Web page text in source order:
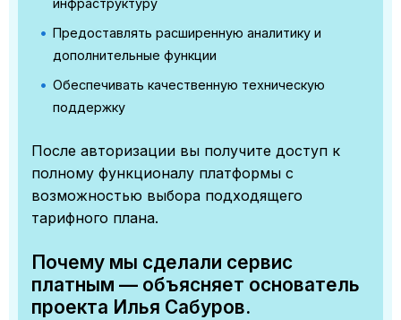
инфраструктуру
Предоставлять расширенную аналитику и
дополнительные функции
Обеспечивать качественную техническую
поддержку
После авторизации вы получите доступ к
полному функционалу платформы с
возможностью выбора подходящего
тарифного плана.
Почему мы сделали сервис
платным — объясняет основатель
проекта Илья Сабуров.